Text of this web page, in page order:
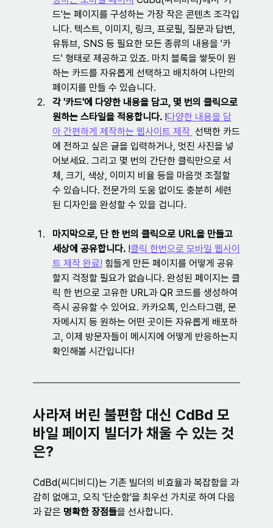
드'는 페이지를 구성하는 가장 작은 콘텐츠 조각입
니다. 텍스트, 이미지, 링크, 프로필, 질문과 답변,
유튜브, SNS 등 필요한 모든 종류의 내용을 '카
드' 형태로 제공하고 있죠. 마치 블록을 쌓듯이 원
하는 카드를 자유롭게 선택하고 배치하여 나만의
페이지를 만들 수 있습니다.
각 '카드'에 다양한 내용을 담고, 몇 번의 클릭으로
원하는 스타일을 적용합니다. !다양한 내용을 담
아 간편하게 제작하는 웹사이트 제작 선택한 카드
에 전하고 싶은 글을 입력하거나, 멋진 사진을 넣
어보세요. 그리고 몇 번의 간단한 클릭만으로 서
체, 크기, 색상, 이미지 비율 등을 마음껏 조절할
수 있습니다. 전문가의 도움 없이도 충분히 세련
된 디자인을 완성할 수 있을 겁니다.
마지막으로, 단 한 번의 클릭으로 URL을 만들고
세상에 공유합니다. !클릭 한번으로 모바일 웹사이
트 제작 완료! 힘들게 만든 페이지를 어떻게 공유
할지 걱정할 필요가 없습니다. 완성된 페이지는 클
릭 한 번으로 고유한 URL과 QR 코드를 생성하여
즉시 공유할 수 있어요. 카카오톡, 인스타그램, 문
자메시지 등 원하는 어떤 곳이든 자유롭게 배포하
고, 이제 방문자들이 메시지에 어떻게 반응하는지
확인해볼 시간입니다!
사라져 버린 불편함 대신 CdBd 모
바일 페이지 빌더가 채울 수 있는 것
은?
CdBd(씨디비디)는 기존 빌더의 비효율과 복잡함을 과
감히 없애고, 오직 '단순함'을 최우선 가치로 하여 다음
과 같은 명확한 장점들을 선사합니다.